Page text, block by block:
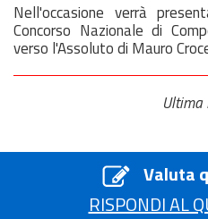
Nell'occasione verrà
Concorso Nazionale di
verso l'Assoluto di Mauro
Valuta
RISPONDI AL